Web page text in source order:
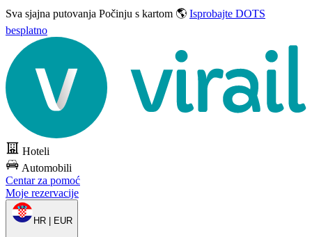
Sva sjajna putovanja Počinju s kartom 🌎 Isprobajte DOTS
besplatno
Hoteli
Automobili
Centar za pomoć
Moje rezervacije
HR | EUR